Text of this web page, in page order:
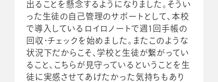
出ることを懸念するようになりました。そうい
った生徒の自己管理のサポートとして、本校
で導入しているロイロノートで週1回手帳の
回収･チェックを始めました。またこのような
状況下だからこそ、学校と生徒が繋がってい
ること、こちらが見守っているということを生
徒に実感させてあげたかった気持ちもあり